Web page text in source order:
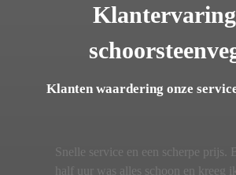
Klanten waardering onze
Snelle service en een scherpe prijs.
half uur was alles schoon en kreeg